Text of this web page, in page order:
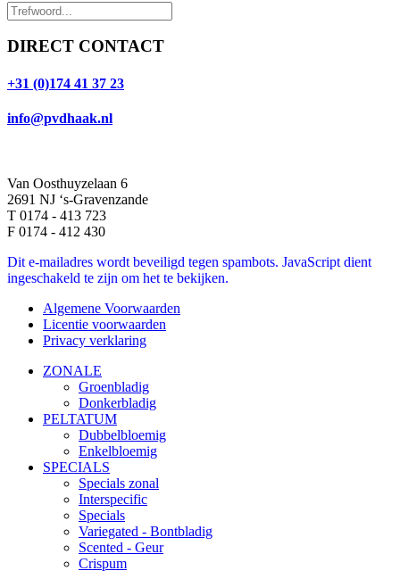
DIRECT CONTACT
+31 (0)174 41 37 23
info@pvdhaak.nl
Van Oosthuyzelaan 6
2691 NJ ‘s-Gravenzande
T 0174 - 413 723
F 0174 - 412 430
Dit e-mailadres wordt beveiligd tegen spambots. JavaScript dient
ingeschakeld te zijn om het te bekijken.
Algemene Voorwaarden
Licentie voorwaarden
Privacy verklaring
ZONALE
Groenbladig
Donkerbladig
PELTATUM
Dubbelbloemig
Enkelbloemig
SPECIALS
Specials zonal
Interspecific
Specials
Variegated - Bontbladig
Scented - Geur
Crispum